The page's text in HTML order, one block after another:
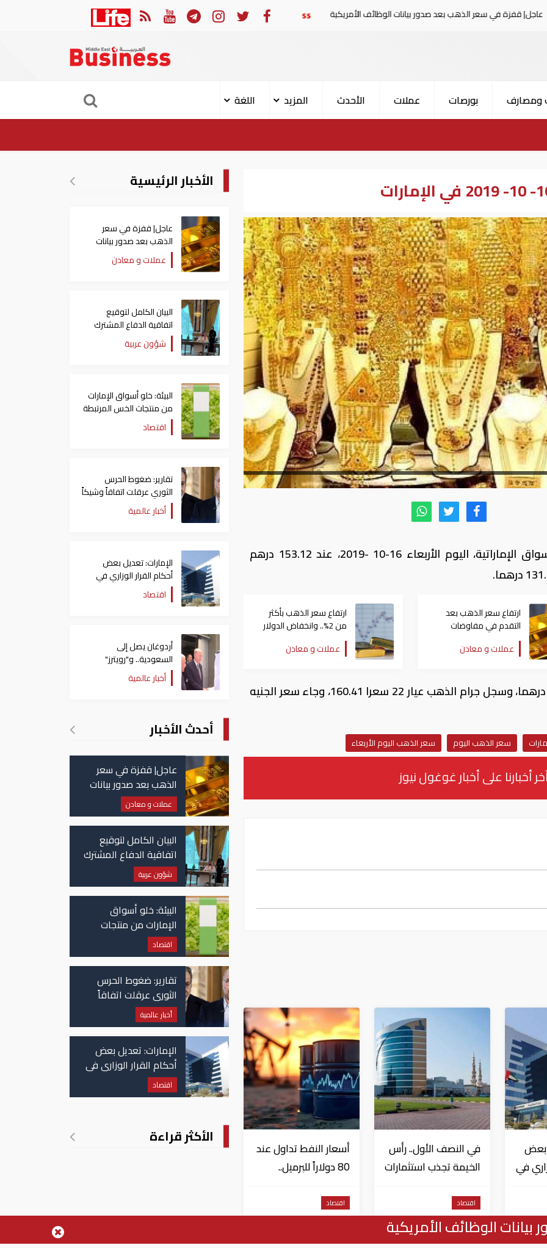
الذهب بعد صدور بيانات الوظائف الأمريكية عاجل| قفزة في سعر الذهب بعد صدور بيانات الوظائف الأمريكية
ومصارف بورصات عملات الأحدث المزيد
اللغة
انخفض سعر جرام الذهب، عيار 21، في الأسواق الإماراتية، اليوم الأربعاء 16-10 -2019، عند 153.12 درهم
ارتفاع سعر الذهب بعد
التقدم في مفاوضات
السلام الأمريكية الإيرانية
عملات و معادن
ارتفاع سعر الذهب بأكثر
من 2%.. وانخفاض الدولار
عملات و معادن
كما سجل سعر جرام الذهب عيار 24، 174.99 درهما، وسجل جرام الذهب عيار 22 سعرا 160.41، وجاء سعر الجنيه
سعر الذهب اليوم سعر الذهب اليوم الأربعاء
أخبارنا على أخبار غوغول نيوز
بعض
في
في النصف الأول.. رأس
الخيمة تجذب استثمارات
اقتصاد
أسعار النفط تداول عند
80 دولاراً للبرميل..
الأمريكية
اقتصاد
الأخبار الرئيسية
عاجل| قفزة في سعر
الذهب بعد صدور بيانات
الوظائف الأمريكية
عملات و معادن
البيان الكامل لتوقيع
اتفاقية الدفاع المشترك
بين السعودية وتركيا
وباكستان
شؤون عربية
البيئة: خلو أسواق الإمارات
من منتجات الخس المرتبطة
بتفشي داء السيكلوسبورا
اقتصاد
تقارير: ضغوط الحرس
الثوري عرقلت اتفاقاً وشيكاً
حول هرمز
أخبار عالمية
الإمارات: تعديل بعض
أحكام القرار الوزاري في
شأن الضريبة على الشركات
والأعمال
اقتصاد
أردوغان يصل إلى
السعودية.. و"رويترز"
تكشف تفاصيل الاتفاق
المرتقب
أخبار عالمية
أحدث الأخبار
عاجل| قفزة في سعر
الذهب بعد صدور بيانات
الوظائف الأمريكية
عملات و معادن
البيان الكامل لتوقيع
اتفاقية الدفاع المشترك
بين السعودية وتركيا
وباكستان
شؤون عربية
البيئة: خلو أسواق
الإمارات من منتجات
الخس المرتبطة بتفشي
داء السيكلوسبورا
اقتصاد
تقارير: ضغوط الحرس
الثوري عرقلت اتفاقاً
وشيكاً حول هرمز
أخبار عالمية
الإمارات: تعديل بعض
أحكام القرار الوزاري في
شأن الضريبة على
الشركات والأعمال
اقتصاد
الأكثر قراءة
الوظائف الأمريكية